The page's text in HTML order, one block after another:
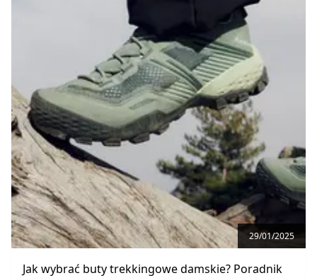
29/01/2025
Jak wybrać buty trekkingowe damskie? Poradnik